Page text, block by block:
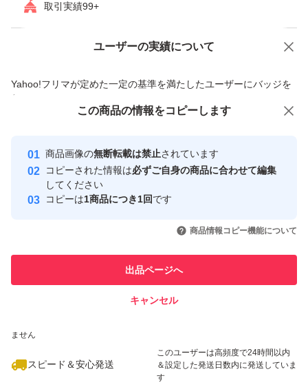
仕上がり：さらさら
特徴：無着色 アレルギーテスト済 無香料
取引実績99+
ユーザーの実績について
Yahoo!フリマが定めた一定の基準を満たしたユーザーにバッジを
付与しています
安心取引出品者
心・安全なユーザーです
取引実績
引を完了させた実績があります
での取引実績があります
ません
スピード＆安心発送
このユーザーは高頻度で24時間以内
＆設定した発送日数内に発送していま
す
価格の相談 商品への質問
この商品の情報をコピーします
商品画像の無断転載は禁止されています
コピーされた情報は必ずご自身の商品に合わせて編集
してください
コピーは1商品につき1回です
商品情報コピー機能について
出品ページへ
キャンセル
この商品をみている人にオススメ